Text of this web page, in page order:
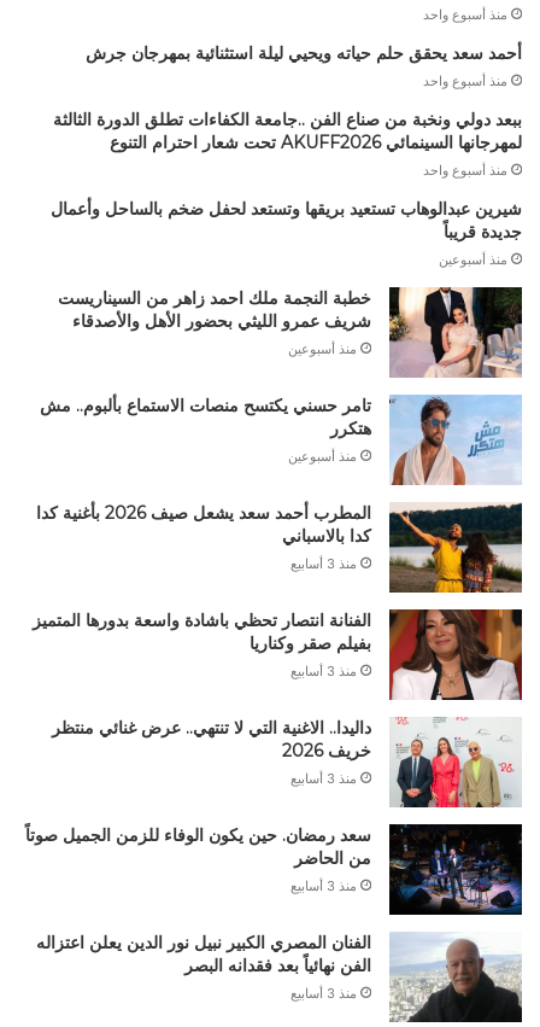
منذ أسبوع واحد
أحمد سعد يحقق حلم حياته ويحيي ليلة استثنائية بمهرجان جرش
منذ أسبوع واحد
ببعد دولي ونخبة من صناع الفن ..جامعة الكفاءات تطلق الدورة الثالثة
لمهرجانها السينمائي AKUFF2026 تحت شعار احترام التنوع
منذ أسبوع واحد
شيرين عبدالوهاب تستعيد بريقها وتستعد لحفل ضخم بالساحل وأعمال
جديدة قريباً
منذ أسبوعين
خطبة النجمة ملك احمد زاهر من السيناريست
شريف عمرو الليثي بحضور الأهل والأصدقاء
منذ أسبوعين
تامر حسني يكتسح منصات الاستماع بألبوم.. مش
هتكرر
منذ أسبوعين
المطرب أحمد سعد يشعل صيف 2026 بأغنية كدا
كدا بالاسباني
منذ 3 أسابيع
الفنانة انتصار تحظي باشادة واسعة بدورها المتميز
بفيلم صقر وكناريا
منذ 3 أسابيع
داليدا.. الاغنية التي لا تنتهي.. عرض غنائي منتظر
خريف 2026
منذ 3 أسابيع
سعد رمضان. حين يكون الوفاء للزمن الجميل صوتاً
من الحاضر
منذ 3 أسابيع
الفنان المصري الكبير نبيل نور الدين يعلن اعتزاله
الفن نهائياً بعد فقدانه البصر
منذ 3 أسابيع